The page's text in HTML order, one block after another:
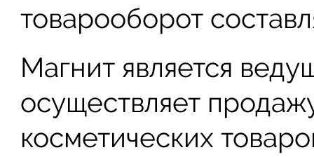
товарооборот
Магнит является
осуществляет
косметических